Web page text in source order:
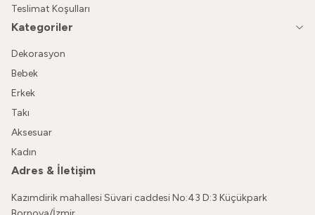
Teslimat Koşulları
Kategoriler
Dekorasyon
Bebek
Erkek
Takı
Aksesuar
Kadın
Adres & İletişim
Kazımdirik mahallesi Süvari caddesi No:43 D:3 Küçükpark